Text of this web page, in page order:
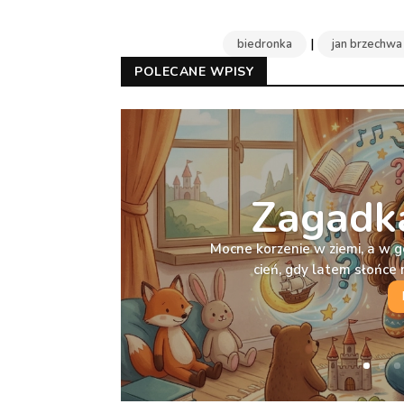
biedronka | jan brzechwa
POLECANE WPISY
Mocne korzenie w ziemi, a w
cień, gdy latem